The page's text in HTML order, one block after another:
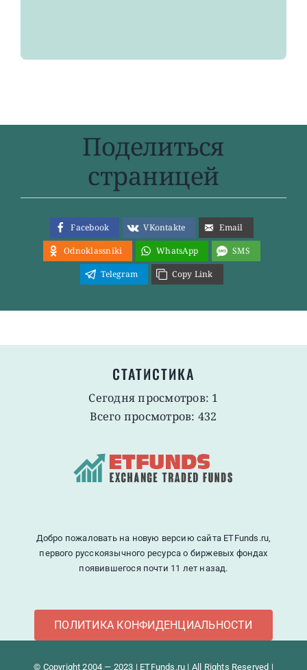
Поделиться
страницей
Facebook VKontakte
Email
Odnoklassniki
WhatsApp
SMS
Telegram
Copy Link
СТАТИСТИКА
Сегодня просмотров: 1
Всего просмотров: 432
Добро пожаловать на новую версию сайта ETFunds.ru,
первого русскоязычного ресурса о биржевых фондах
появившегося почти 11 лет назад.
ПОЛИТИКА КОНФИДЕНЦИАЛЬНОСТИ
© Copyright 2004 — 2023 | ETFunds.ru | All Rights Reserved |